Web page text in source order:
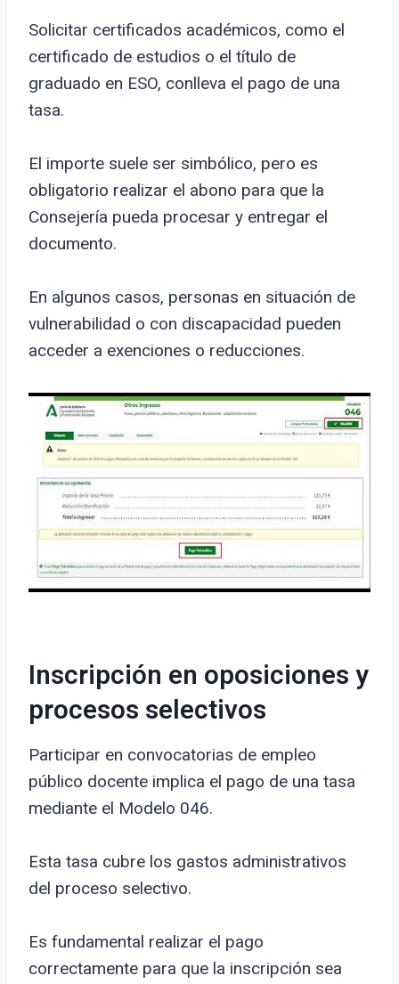
Solicitar certificados académicos, como el
certificado de estudios o el título de
graduado en ESO, conlleva el pago de una
tasa.
El importe suele ser simbólico, pero es
obligatorio realizar el abono para que la
Consejería pueda procesar y entregar el
documento.
En algunos casos, personas en situación de
vulnerabilidad o con discapacidad pueden
acceder a exenciones o reducciones.
Inscripción en oposiciones y
procesos selectivos
Participar en convocatorias de empleo
público docente implica el pago de una tasa
mediante el Modelo 046.
Esta tasa cubre los gastos administrativos
del proceso selectivo.
Es fundamental realizar el pago
correctamente para que la inscripción sea